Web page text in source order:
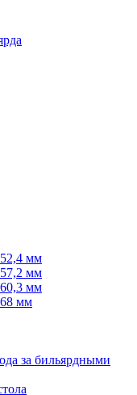
мм
мм
мм
мм
за бильярдными